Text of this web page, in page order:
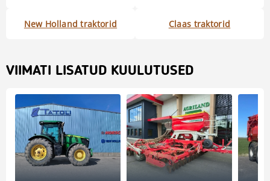
New Holland traktorid Claas traktorid
VIIMATI LISATUD KUULUTUSED